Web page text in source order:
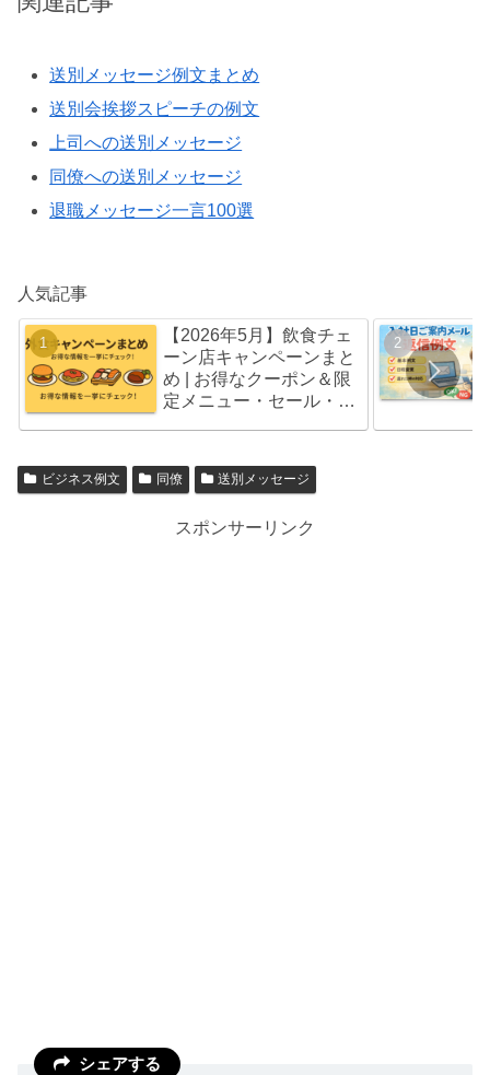
送別メッセージ例文まとめ
送別会挨拶スピーチの例文
上司への送別メッセージ
同僚への送別メッセージ
退職メッセージ一言100選
人気記事
【2026年5月】飲食チェ
ーン店キャンペーンまと
め | お得なクーポン＆限
定メニュー・セール・福
ビジネス例文 同僚 送別メッセージ
スポンサーリンク
シェアする